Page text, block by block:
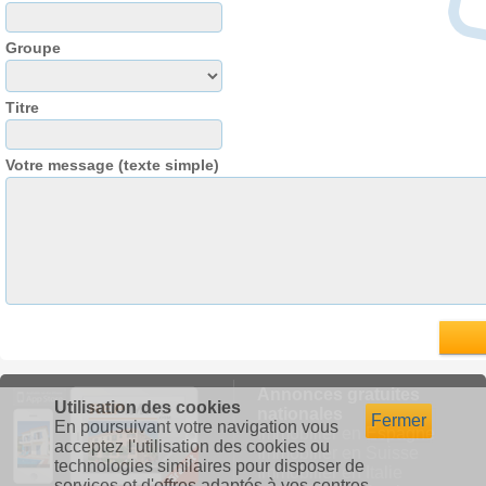
Groupe
Titre
Votre message (texte simple)
Immobilier en Espagne
Immobilier en Suisse
Immobilier en Italie
Fermer
Utilisation des cookies
En poursuivant votre navigation vous
acceptez l'utilisation des cookies ou
technologies similaires pour disposer de